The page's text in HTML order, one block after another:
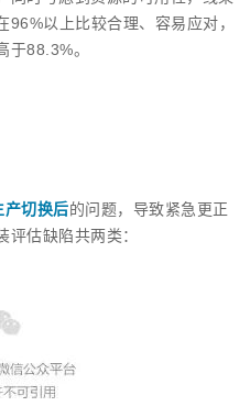
96%以上比较合理、容易应对，
于88.3%。
产切换后的问题，导致紧急更正
估缺陷共两类：